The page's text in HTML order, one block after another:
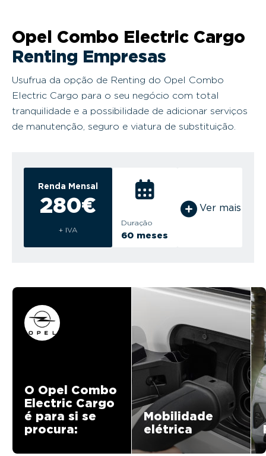
Opel Combo Electric Cargo
Renting Empresas
Usufrua da opção de Renting do Opel Combo
Electric Cargo para o seu negócio com total
tranquilidade e a possibilidade de adicionar serviços
de manutenção, seguro e viatura de substituição.
Renda Mensal
280€
+ IVA
Duração
60 meses
Ver mais
O Opel Combo
Electric Cargo
é para si se
procura:
Mobilidade
elétrica